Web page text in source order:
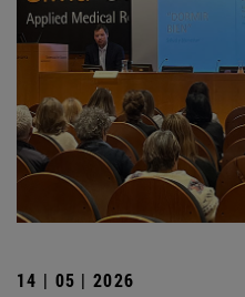
14 | 05 | 2026